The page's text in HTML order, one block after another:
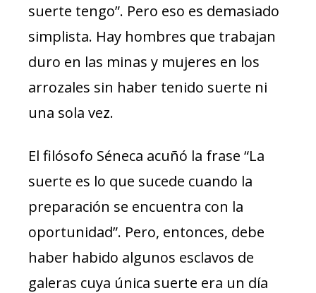
suerte tengo”. Pero eso es demasiado
simplista. Hay hombres que trabajan
duro en las minas y mujeres en los
arrozales sin haber tenido suerte ni
una sola vez.
El filósofo Séneca acuñó la frase “La
suerte es lo que sucede cuando la
preparación se encuentra con la
oportunidad”. Pero, entonces, debe
haber habido algunos esclavos de
galeras cuya única suerte era un día